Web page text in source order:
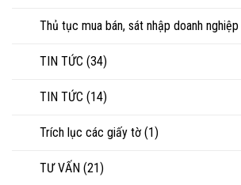
Thủ tục mua bán, sát nhập doanh nghiệp
TIN TỨC (34)
TIN TỨC (14)
Trích lục các giấy tờ (1)
TƯ VẤN (21)